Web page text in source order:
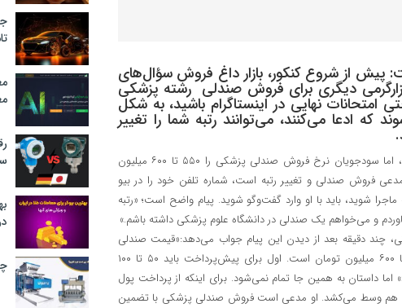
پیش از شروع کنکور، بازار داغ فروش سؤال‌های
دیگری برای فروش صندلی رشته پزشکی
نهایی در اینستاگرام باشید، به شکل
که ادعا می‌کنند، می‌توانند رتبه شما را تغییر
گرچه ارزش تحصیل در رشته پزشکی بسیار بالاست، اما سودجویان نرخ فروش صندلی پزشکی را ۵۵۰ تا ۶۰۰ میلیون
فروش صندلی و تغییر رتبه است، شماره تلفن خود را در بیو
شوید، باید با او وارد گفت‌وگو شوید. پیام واضح است؛ «رتبه
و می‌خواهم یک صندلی در دانشگاه علوم پزشکی داشته باشم.»
چند دقیقه بعد از دیدن این پیام جواب می‌دهد:«قیمت صندلی
پزشکی در هر دانشگاهی که شما بخواهید، ۵۵۰ تا ۶۰۰ میلیون تومان است. اول برای پیش‌پرداخت باید ۵۰ تا ۱۰۰
اما داستان به همین جا تمام نمی‌شود. برای اینکه از پرداخت پول
هم وسط می‌کشد. او مدعی است فروش صندلی پزشکی با تضمین